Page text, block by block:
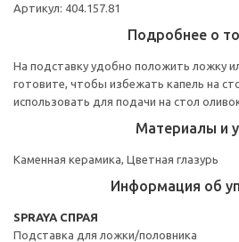
Артикул: 404.157.81
Подробнее о
На подставку удобно положить ложку
готовите, чтобы избежать капель на
использовать для подачи на стол оливок
Материалы и
Каменная керамика, Цветная глазурь
Информация об
SPRAYA СПРАЯ
Подставка для ложки/половника